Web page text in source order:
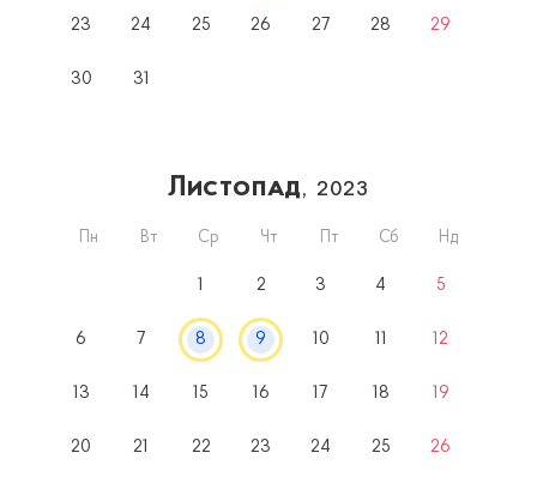
23 24 25 26 27 28 29
30 31
Листопад, 2023
Пн Вт Ср Чт Пт Сб Нд
1 2 3 4 5
6 7 8 9 10 11 12
13 14 15 16 17 18 19
20 21 22 23 24 25 26